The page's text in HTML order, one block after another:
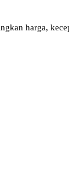
harga,